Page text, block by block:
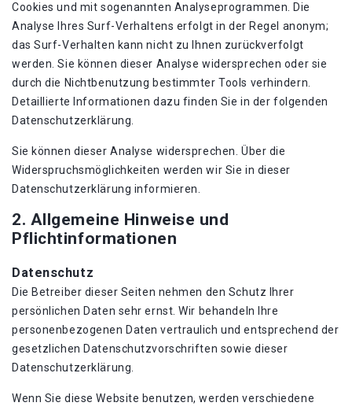
Cookies und mit sogenannten Analyseprogrammen. Die
Analyse Ihres Surf-Verhaltens erfolgt in der Regel anonym;
das Surf-Verhalten kann nicht zu Ihnen zurückverfolgt
werden. Sie können dieser Analyse widersprechen oder sie
durch die Nichtbenutzung bestimmter Tools verhindern.
Detaillierte Informationen dazu finden Sie in der folgenden
Datenschutzerklärung.
Sie können dieser Analyse widersprechen. Über die
Widerspruchsmöglichkeiten werden wir Sie in dieser
Datenschutzerklärung informieren.
2. Allgemeine Hinweise und
Pflichtinformationen
Datenschutz
Die Betreiber dieser Seiten nehmen den Schutz Ihrer
persönlichen Daten sehr ernst. Wir behandeln Ihre
personenbezogenen Daten vertraulich und entsprechend der
gesetzlichen Datenschutzvorschriften sowie dieser
Datenschutzerklärung.
Wenn Sie diese Website benutzen, werden verschiedene